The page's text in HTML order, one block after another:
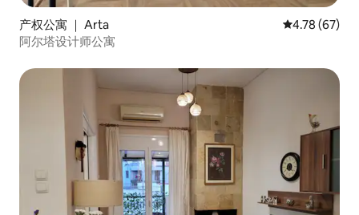
产权公寓 ｜ Arta 平均评分
4.78 (67)
阿尔塔设计师公寓